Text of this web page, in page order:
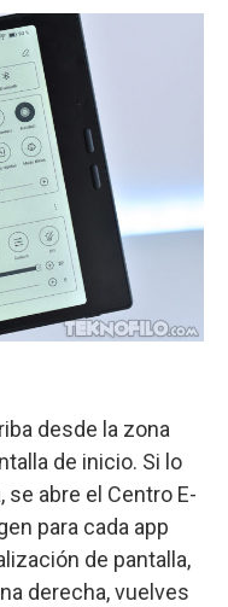
desde la zona
de inicio. Si lo
abre el Centro E-
para cada app
de pantalla,
derecha, vuelves